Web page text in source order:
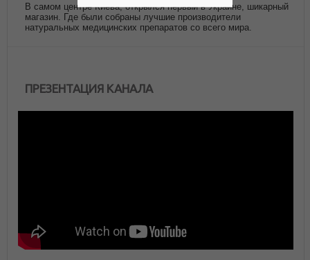
В самом центре Киева, открылся первый в Украине, шикарный
магазин. Где были собраны лучшие производители
натуральных медицинских препаратов со всего мира.
ПРЕЗЕНТАЦИЯ КАНАЛА